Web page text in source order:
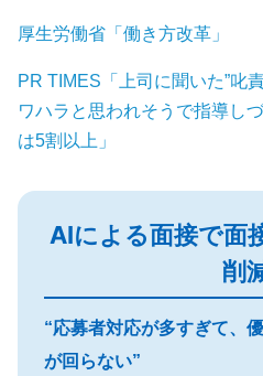
厚生労働省「働き方改革」
PR TIMES「上司に聞いた”叱
ワハラと思われそうで指導し
は5割以上」
AIによる面接で面
削
“応募者対応が多すぎて、
が回らない”